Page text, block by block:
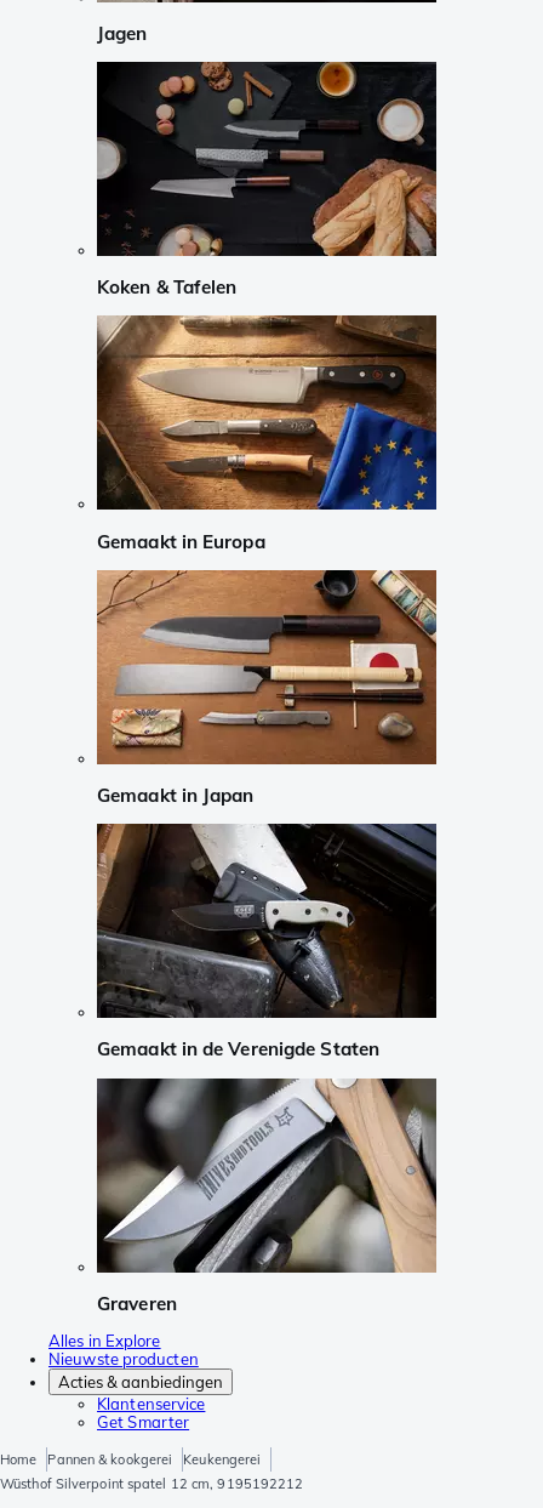
Jagen
Koken & Tafelen
Gemaakt in Europa
Gemaakt in Japan
Gemaakt in de Verenigde Staten
Graveren
Alles in Explore
Nieuwste producten
Acties & aanbiedingen
Klantenservice
Get Smarter
Home Pannen & kookgerei
Keukengerei
Wüsthof Silverpoint spatel 12 cm, 9195192212